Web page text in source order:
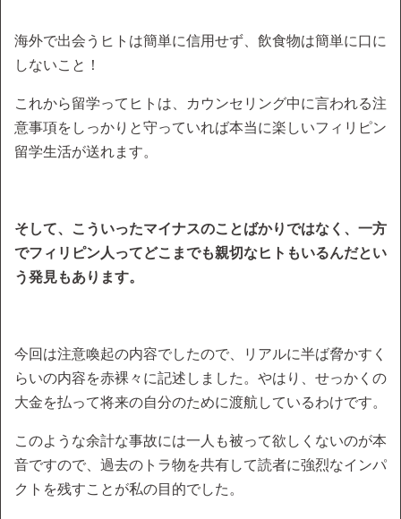
海外で出会うヒトは簡単に信用せず、飲食物は簡単に口に
しないこと！
これから留学ってヒトは、カウンセリング中に言われる注
意事項をしっかりと守っていれば本当に楽しいフィリピン
留学生活が送れます。
そして、こういったマイナスのことばかりではなく、一方
でフィリピン人ってどこまでも親切なヒトもいるんだとい
う発見もあります。
今回は注意喚起の内容でしたので、リアルに半ば脅かすく
らいの内容を赤裸々に記述しました。やはり、せっかくの
大金を払って将来の自分のために渡航しているわけです。
このような余計な事故には一人も被って欲しくないのが本
音ですので、過去のトラ物を共有して読者に強烈なインパ
クトを残すことが私の目的でした。